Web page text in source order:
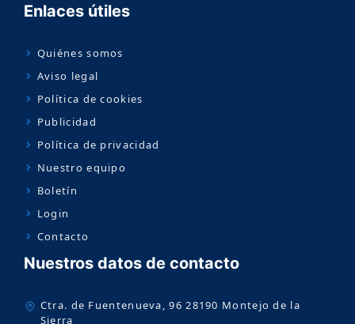
Enlaces útiles
Quiénes somos
Aviso legal
Política de cookies
Publicidad
Política de privacidad
Nuestro equipo
Boletín
Login
Contacto
Nuestros datos de contacto
Ctra. de Fuentenueva, 96 28190 Montejo de la
Sierra